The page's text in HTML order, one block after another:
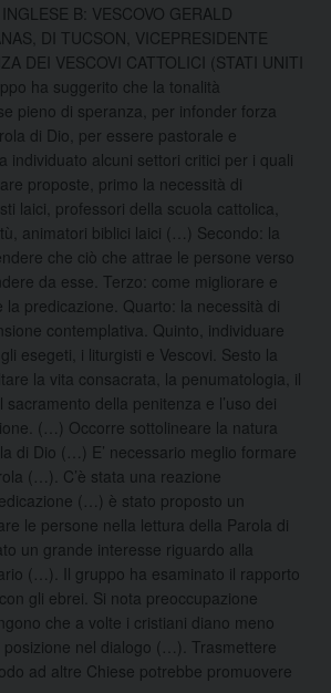
B: VESCOVO GERALD
DI TUCSON, VICEPRESIDENTE
DEI VESCOVI CATTOLICI (STATI UNITI
ha suggerito che la tonalità
pieno di speranza, per infonder forza
di Dio, per essere pastorale e
individuato alcuni settori critici per i quali
proposte, primo la necessità di
laici, professori della scuola cattolica,
animatori biblici laici (…) Secondo: la
che ciò che attrae le persone verso
da esse. Terzo: come migliorare e
la predicazione. Quarto: la necessità di
contemplativa. Quinto, individuare
esegeti, i liturgisti e Vescovi. Sesto la
la vita consacrata, la penumatologia, il
della penitenza e l’uso dei
(…) Occorre sottolineare la natura
di Dio (…) E’ necessario meglio formare
(…). C’è stata una reazione
(…) è stato proposto un
le persone nella lettura della Parola di
un grande interesse riguardo alla
(…). Il gruppo ha esaminato il rapporto
gli ebrei. Si nota preoccupazione
che a volte i cristiani diano meno
nel dialogo (…). Trasmettere
ad altre Chiese potrebbe promuovere